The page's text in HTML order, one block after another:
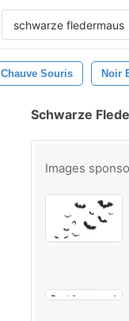
Chauve Souris Noir
Schwarze
Images